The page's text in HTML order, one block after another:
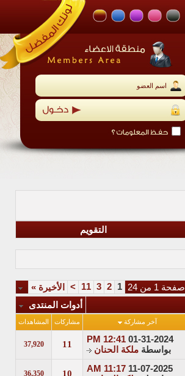
التقويم
صفحة 1 من 24 1
2
3
11
> الأخيرة »
أدوات المنتدى
آخر مشاركة مشاركات المشاهدات
01-31-2024
12:41 PM
بواسطة ملكة الحنان
11
37,920
11-07-2025
11:17 AM
10
36,350